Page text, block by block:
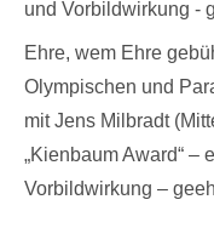
Ehre, wem Ehre
Olympischen und
mit Jens Milbradt
„Kienbaum Award“ –
Vorbildwirkung –